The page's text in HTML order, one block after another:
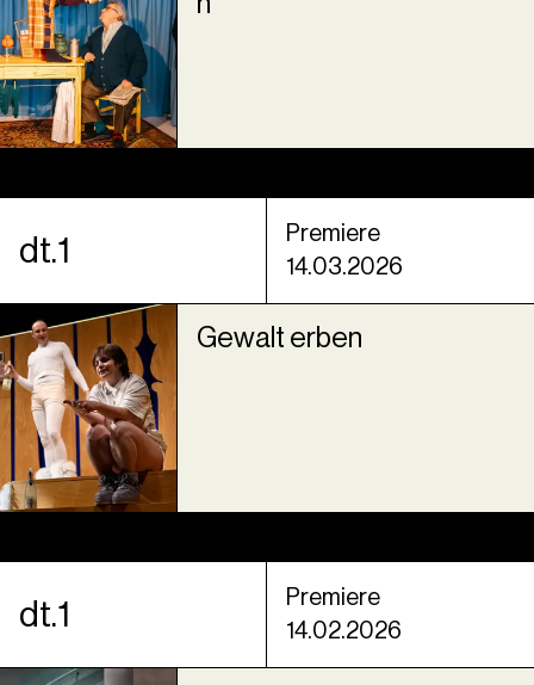
dt.1
Premiere
14.03.2026
Gewalt erben
dt.1
Premiere
14.02.2026